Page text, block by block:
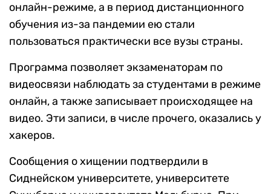
онлайн-режиме, а в период дистанционного
обучения из-за пандемии ею стали
пользоваться практически все вузы страны.
Программа позволяет экзаменаторам по
видеосвязи наблюдать за студентами в режиме
онлайн, а также записывает происходящее на
видео. Эти записи, в числе прочего, оказались у
хакеров.
Сообщения о хищении подтвердили в
Сиднейском университете, университете